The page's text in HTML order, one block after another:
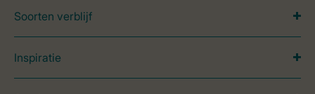
Soorten verblijf
Inspiratie